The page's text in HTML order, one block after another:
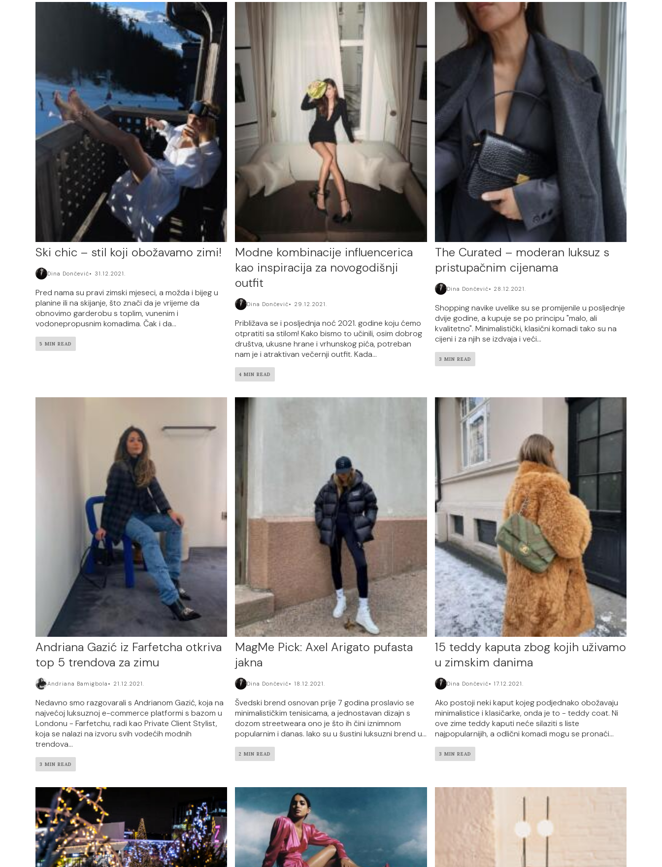
Ski chic – stil koji obožavamo zimi!
Dina Dončević 31.12.2021.
Pred nama su pravi zimski mjeseci, a možda i bijeg u
planine ili na skijanje, što znači da je vrijeme da
obnovimo garderobu s toplim, vunenim i
vodonepropusnim komadima. Čak i da...
5 MIN READ
Modne kombinacije influencerica
kao inspiracija za novogodišnji
outfit
Dina Dončević 29.12.2021.
Približava se i posljednja noć 2021. godine koju ćemo
otpratiti sa stilom! Kako bismo to učinili, osim dobrog
društva, ukusne hrane i vrhunskog pića, potreban
nam je i atraktivan večernji outfit. Kada...
4 MIN READ
The Curated – moderan luksuz s
pristupačnim cijenama
Dina Dončević 28.12.2021.
Shopping navike uvelike su se promijenile u posljednje
dvije godine, a kupuje se po principu "malo, ali
kvalitetno". Minimalistički, klasični komadi tako su na
cijeni i za njih se izdvaja i veći...
3 MIN READ
Andriana Gazić iz Farfetcha otkriva
top 5 trendova za zimu
Andriana Bamigbola 21.12.2021.
Nedavno smo razgovarali s Andrianom Gazić, koja na
najvećoj luksuznoj e-commerce platformi s bazom u
Londonu - Farfetchu, radi kao Private Client Stylist,
koja se nalazi na izvoru svih vodećih modnih
trendova...
3 MIN READ
MagMe Pick: Axel Arigato pufasta
jakna
Dina Dončević 18.12.2021.
Švedski brend osnovan prije 7 godina proslavio se
minimalističkim tenisicama, a jednostavan dizajn s
dozom streetweara ono je što ih čini iznimnom
popularnim i danas. Iako su u šustini luksuzni brend u...
2 MIN READ
15 teddy kaputa zbog kojih uživamo
u zimskim danima
Dina Dončević 17.12.2021.
Ako postoji neki kaput kojeg podjednako obožavaju
minimalistice i klasičarke, onda je to - teddy coat. Ni
ove zime teddy kaputi neće silaziti s liste
najpopularnijih, a odlični komadi mogu se pronaći...
3 MIN READ